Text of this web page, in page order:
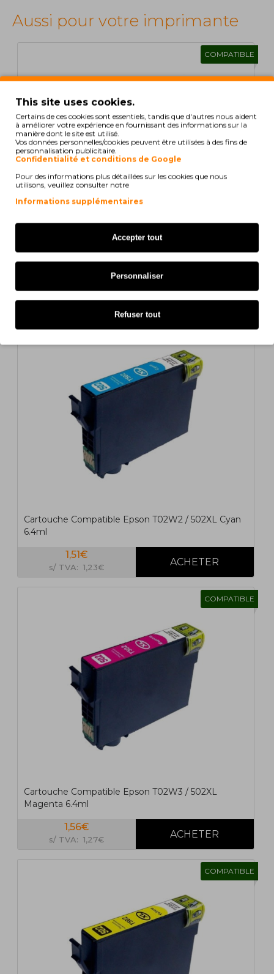
Aussi pour votre imprimante
COMPATIBLE
9.2ml
s/ TVA: 1,30€
Cartouche Compatible Epson T02W2 / 502XL Cyan
6.4ml
1,51€
s/ TVA: 1,23€
COMPATIBLE
Cartouche Compatible Epson T02W3 / 502XL
Magenta 6.4ml
1,56€
s/ TVA: 1,27€
COMPATIBLE
This site uses cookies.
Certains de ces cookies sont essentiels, tandis que d'autres nous aident
à améliorer votre expérience en fournissant des informations sur la
manière dont le site est utilisé.
Vos données personnelles/cookies peuvent être utilisées à des fins de
personnalisation publicitaire.
Confidentialité et conditions de Google
Pour des informations plus détaillées sur les cookies que nous
utilisons, veuillez consulter notre
Informations supplémentaires
Accepter tout
Personnaliser
Refuser tout